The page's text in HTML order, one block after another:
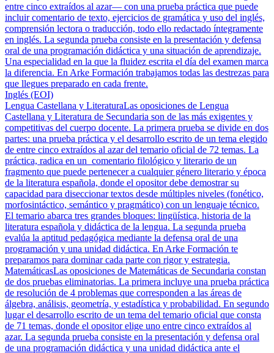
entre cinco extraídos al azar— con una prueba práctica que puede
incluir comentario de texto, ejercicios de gramática y uso del inglés,
comprensión lectora o traducción, todo ello redactado íntegramente
en inglés. La segunda prueba consiste en la presentación y defensa
oral de una programación didáctica y una situación de aprendizaje.
Una especialidad en la que la fluidez escrita el día del examen marca
la diferencia. En Arke Formación trabajamos todas las destrezas para
que llegues preparado en cada frente.
Inglés (EOI)
Lengua Castellana y LiteraturaLas oposiciones de Lengua
Castellana y Literatura de Secundaria son de las más exigentes y
competitivas del cuerpo docente. La primera prueba se divide en dos
partes: una prueba práctica y el desarrollo escrito de un tema elegido
de entre cinco extraídos al azar del temario oficial de 72 temas. La
práctica, radica en un comentario filológico y literario de un
fragmento que puede pertenecer a cualquier género literario y época
de la literatura española, donde el opositor debe demostrar su
capacidad para diseccionar textos desde múltiples niveles (fonético,
morfosintáctico, semántico y pragmático) con un lenguaje técnico.
El temario abarca tres grandes bloques: lingüística, historia de la
literatura española y didáctica de la lengua. La segunda prueba
evalúa la aptitud pedagógica mediante la defensa oral de una
programación y una unidad didáctica. En Arke Formación te
preparamos para dominar cada parte con rigor y estrategia.
MatemáticasLas oposiciones de Matemáticas de Secundaria constan
de dos pruebas eliminatorias. La primera incluye una prueba práctica
de resolución de 4 problemas que corresponden a las áreas de
álgebra, análisis, geometría, y estadística y probabilidad. En segundo
lugar el desarrollo escrito de un tema del temario oficial que consta
de 71 temas, donde el opositor elige uno entre cinco extraídos al
azar. La segunda prueba consiste en la presentación y defensa oral
de una programación didáctica y una unidad didáctica ante el